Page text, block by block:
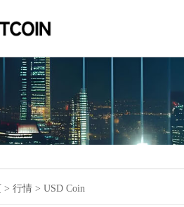
>行情 >USD Coin